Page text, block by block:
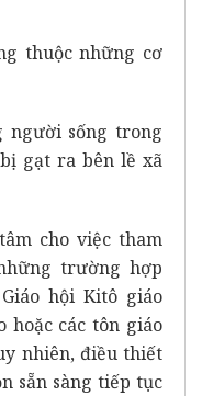
thuộc những cơ
người sống trong
gạt ra bên lề xã
cho việc tham
trường hợp
hội Kitô giáo
hoặc các tôn giáo
nhiên, điều thiết
sẵn sàng tiếp tục